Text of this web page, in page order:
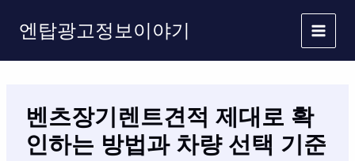
로
엔탑광고정보이야기
벤츠장기렌트견적 제대로 확
인하는 방법과 차량 선택 기준